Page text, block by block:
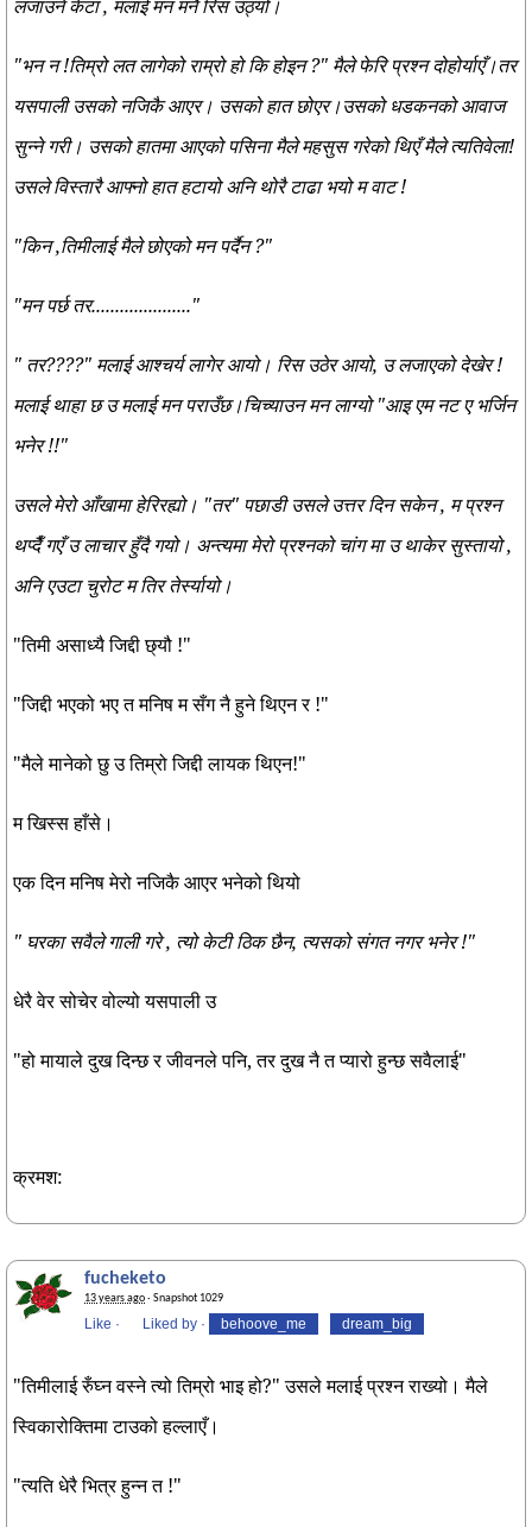
लजाउने केटा , मलाई मन मनै रिस उठ्यो।
"भन न !तिम्रो लत लागेको राम्रो हो कि होइन ?" मैले फेरि प्रश्न दोहोर्याएँ।तर
यसपाली उसको नजिकै आएर। उसको हात छोएर।उसको धडकनको आवाज
सुन्ने गरी। उसको हातमा आएको पसिना मैले महसुस गरेको थिएँ मैले त्यतिवेला!
उसले विस्तारै आफ्नो हात हटायो अनि थोरै टाढा भयो म वाट !
"किन ,तिमीलाई मैले छोएको मन पर्दैन ?"
"मन पर्छ तर....................."
" तर????" मलाई आश्चर्य लागेर आयो। रिस उठेर आयो, उ लजाएको देखेर !
मलाई थाहा छ उ मलाई मन पराउँछ।चिच्याउन मन लाग्यो "आइ एम नट ए भर्जिन
भनेर !!"
उसले मेरो आँखामा हेरिरह्यो। "तर" पछाडी उसले उत्तर दिन सकेन , म प्रश्न
थप्दैँ गएँ उ लाचार हुँदै गयो। अन्त्यमा मेरो प्रश्नको चांग मा उ थाकेर सुस्तायो ,
अनि एउटा चुरोट म तिर तेर्स्यायो।
"तिमी असाध्यै जिद्दी छ्यौ !"
"जिद्दी भएको भए त मनिष म सँग नै हुने थिएन र !"
"मैले मानेको छु उ तिम्रो जिद्दी लायक थिएन!"
म खिस्स हाँसे।
एक दिन मनिष मेरो नजिकै आएर भनेको थियो
" घरका सवैले गाली गरे , त्यो केटी ठिक छैन, त्यसको संगत नगर भनेर !"
धेरै वेर सोचेर वोल्यो यसपाली उ
"हो मायाले दुख दिन्छ र जीवनले पनि, तर दुख नै त प्यारो हुन्छ सवैलाई"
क्रमश:
fucheketo
13 years ago· Snapshot 1029
Like · Liked by · behoove_me dream_big
"तिमीलाई रुँघ्न वस्ने त्यो तिम्रो भाइ हो?" उसले मलाई प्रश्न राख्यो। मैले
स्विकारोक्तिमा टाउको हल्लाएँ।
"त्यति धेरै भित्र हुन्न त !"